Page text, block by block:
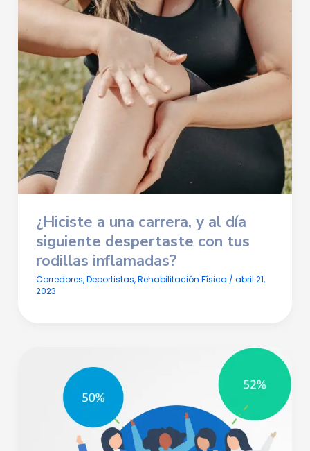
¿Hiciste a una carrera, y al día
siguiente despertaste con tus
rodillas inflamadas?
Corredores,Deportistas,Rehabilitación Física / abril 21,
2023